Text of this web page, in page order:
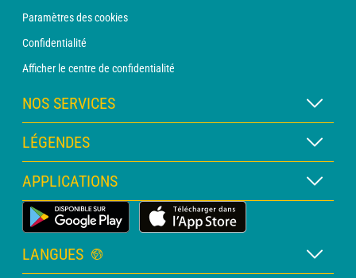
Paramètres des cookies
Confidentialité
Afficher le centre de confidentialité
NOS SERVICES
Abonnement METEO Xpert
Abonnement METEO PRO
Consultation avec un prévisionniste
Bulletin PRO
LÉGENDES
Légende des cartes
Légende des pictogrammes
Glossaire
APPLICATIONS
Application Météo Terrestre
LANGUES